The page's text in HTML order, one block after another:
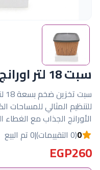
سبت 18 لتر اورانج بغطاء بني هيريفين
للتنظيم المثالي للمساحات
الأورانج الجذاب مع الغطاء
0(0 التقييمات) |0 تم البيع
EGP260